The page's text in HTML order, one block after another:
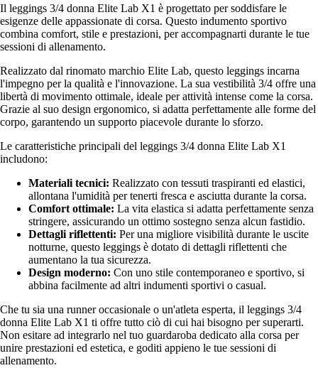
Il leggings 3/4 donna Elite Lab X1 è progettato per soddisfare le
esigenze delle appassionate di corsa. Questo indumento sportivo
combina comfort, stile e prestazioni, per accompagnarti durante le tue
sessioni di allenamento.
Realizzato dal rinomato marchio Elite Lab, questo leggings incarna
l'impegno per la qualità e l'innovazione. La sua vestibilità 3/4 offre una
libertà di movimento ottimale, ideale per attività intense come la corsa.
Grazie al suo design ergonomico, si adatta perfettamente alle forme del
corpo, garantendo un supporto piacevole durante lo sforzo.
Le caratteristiche principali del leggings 3/4 donna Elite Lab X1
includono:
Materiali tecnici: Realizzato con tessuti traspiranti ed elastici,
allontana l'umidità per tenerti fresca e asciutta durante la corsa.
Comfort ottimale: La vita elastica si adatta perfettamente senza
stringere, assicurando un ottimo sostegno senza alcun fastidio.
Dettagli riflettenti: Per una migliore visibilità durante le uscite
notturne, questo leggings è dotato di dettagli riflettenti che
aumentano la tua sicurezza.
Design moderno: Con uno stile contemporaneo e sportivo, si
abbina facilmente ad altri indumenti sportivi o casual.
Che tu sia una runner occasionale o un'atleta esperta, il leggings 3/4
donna Elite Lab X1 ti offre tutto ciò di cui hai bisogno per superarti.
Non esitare ad integrarlo nel tuo guardaroba dedicato alla corsa per
unire prestazioni ed estetica, e goditi appieno le tue sessioni di
allenamento.